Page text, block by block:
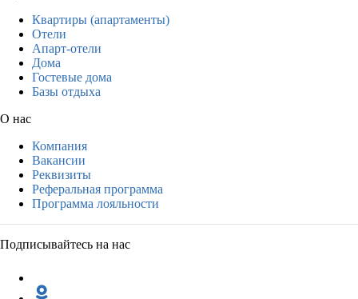
Квартиры (апартаменты)
Отели
Апарт-отели
Дома
Гостевые дома
Базы отдыха
О нас
Компания
Вакансии
Реквизиты
Реферальная программа
Программа лояльности
Подписывайтесь на нас